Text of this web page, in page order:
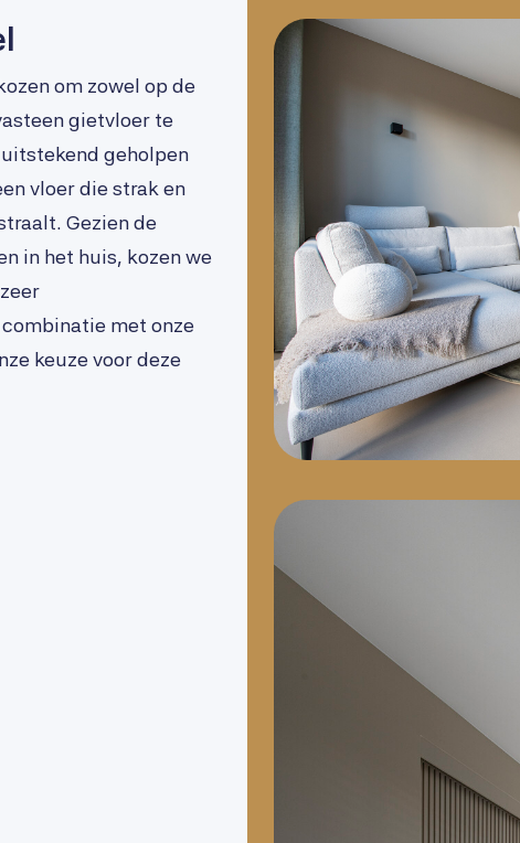
om zowel op de
gietvloer te
geholpen
vloer die strak en
Gezien de
in het huis, kozen we
met onze
keuze voor deze